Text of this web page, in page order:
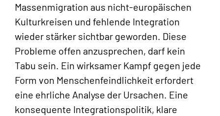
Massenmigration aus nicht-europäischen
Kulturkreisen und fehlende Integration
wieder stärker sichtbar geworden. Diese
Probleme offen anzusprechen, darf kein
Tabu sein. Ein wirksamer Kampf gegen jede
Form von Menschenfeindlichkeit erfordert
eine ehrliche Analyse der Ursachen. Eine
konsequente Integrationspolitik, klare